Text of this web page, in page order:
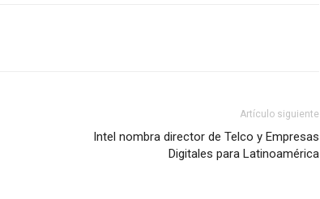
Artículo siguiente
Intel nombra director de Telco y Empresas
Digitales para Latinoamérica